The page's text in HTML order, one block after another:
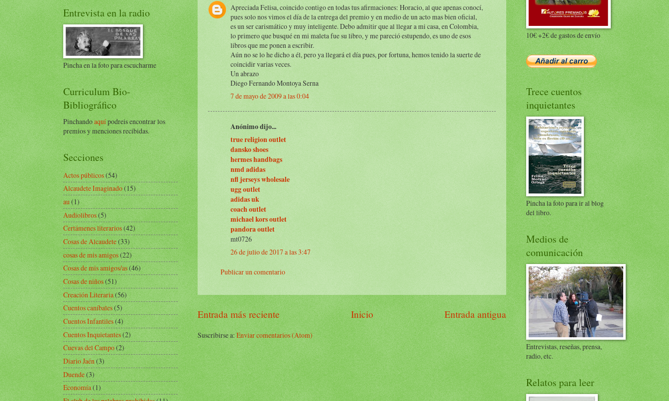
Apreciada Felisa, coincido contigo en todas tus afirmaciones: Horacio, al que apenas conocí,
pues solo nos vimos el día de la entrega del premio y en medio de un acto mas bien oficial,
es un ser carismático y muy inteligente. Debo admitir que al llegar a mi casa, en Colombia,
lo primero que busqué en mi maleta fue su libro, y me pareció estupendo, es uno de esos
libros que me ponen a escribir.
Aún no se lo he dicho a él, pero ya llegará el día pues, por fortuna, hemos tenido la suerte de
coincidir varias veces.
Un abrazo
Diego Fernando Montoya Serna
7 de mayo de 2009 a las 0:04
Anónimo dijo...
true religion outlet
dansko shoes
hermes handbags
nmd adidas
nfl jerseys wholesale
ugg outlet
adidas uk
coach outlet
michael kors outlet
pandora outlet
mt0726
26 de julio de 2017 a las 3:47
Publicar un comentario
Entrada más reciente Entrada antigua
Inicio
Suscribirse a:Enviar comentarios (Atom)
Entrevista en la radio
Pincha en la foto para escucharme
Curriculum Bio-
Bibliográfico
Pinchandoaquípodreis encontrar los
premios y menciones recibidas.
Secciones
Actos públicos(54)
Alcaudete Imaginado(15)
au(1)
Audiolibros(5)
Certámenes literarios(42)
Cosas de Alcaudete(33)
cosas de mis amigos(22)
Cosas de mis amigos/as(46)
Cosas de niños(51)
Creación Literaria(56)
Cuentos caníbales(5)
Cuentos Infantiles(4)
Cuentos Inquietantes(2)
Cuevas del Campo(2)
Diario Jaén(3)
Duende(3)
Economía(1)
10€ +2€ de gastos de envío
Trece cuentos
inquietantes
Pincha la foto para ir al blog
del libro.
Medios de
comunicación
Entrevistas, reseñas, prensa,
radio, etc.
Relatos para leer